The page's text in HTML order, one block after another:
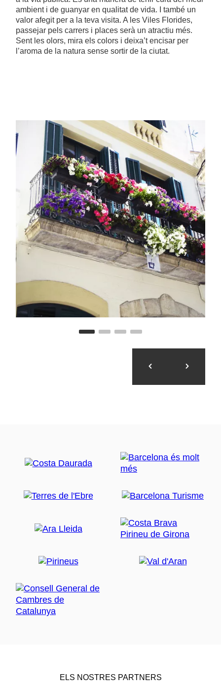
ambient i de guanyar en qualitat de vida. I també un
valor afegit per a la teva visita. A les Viles Florides,
passejar pels carrers i places serà un atractiu més.
Sent les olors, mira els colors i deixa’t encisar per
l’aroma de la natura sense sortir de la ciutat.
ELS NOSTRES PARTNERS